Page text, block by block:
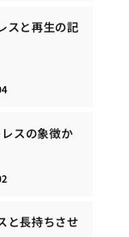
スと再生の記
スの象徴か
と長持ちさせ